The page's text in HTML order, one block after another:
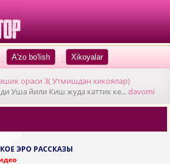
| |
ораси 3( Утмишдан хикоялар)
Уша йили Киш жуда каттик ке...davomi
ЭРО РАССКАЗЫ